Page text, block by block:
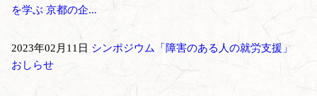
を学ぶ 京都の企...
2023年02月11日 シンポジウム「障害のある人の就労支援」
おしらせ